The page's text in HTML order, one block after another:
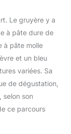
Le gruyère y a
à pâte dure de
à pâte molle
et un bleu
variées. Sa
de dégustation,
selon son
ce parcours